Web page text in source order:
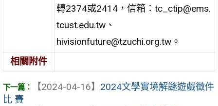
轉2374或2414，信箱：tc_ctip@ems.
tcust.edu.tw、
hivisionfuture@tzuchi.org.tw。
相關附件
【2024-04-16】 2024文學實境解謎遊戲徵件
比 賽